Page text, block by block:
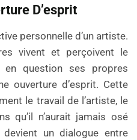
D’esprit
personnelle d’un artiste.
vivent et perçoivent le
question ses propres
ouverture d’esprit. Cette
le travail de l’artiste, le
qu’il n’aurait jamais osé
devient un dialogue entre